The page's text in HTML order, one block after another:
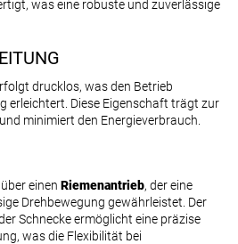
was eine robuste und zuverlässige
drucklos, was den Betrieb
erleichtert. Diese Eigenschaft trägt zur
minimiert den Energieverbrauch.
einen Riemenantrieb, der eine
Drehbewegung gewährleistet. Der
Schnecke ermöglicht eine präzise
was die Flexibilität bei